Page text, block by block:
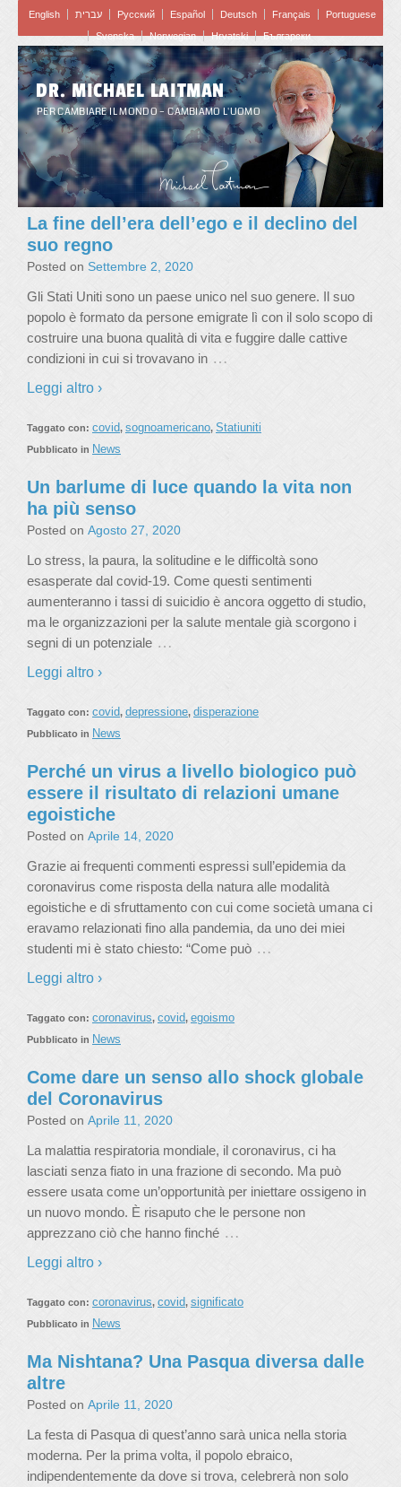
English עברית Pусский Español Deutsch Français
Portuguese
Svenska
Norwegian Hrvatski Български
DR. MICHAEL LAITMAN
PER CAMBIARE IL MONDO – CAMBIAMO L'UOMO
La fine dell’era dell’ego e il declino del
suo regno
Posted on Settembre 2, 2020
Gli Stati Uniti sono un paese unico nel suo genere. Il suo
popolo è formato da persone emigrate lì con il solo scopo di
costruire una buona qualità di vita e fuggire dalle cattive
condizioni in cui si trovavano in …
Leggi altro ›
Taggato con: covid, sognoamericano, Statiuniti
Pubblicato in News
Un barlume di luce quando la vita non
ha più senso
Posted on Agosto 27, 2020
Lo stress, la paura, la solitudine e le difficoltà sono
esasperate dal covid-19. Come questi sentimenti
aumenteranno i tassi di suicidio è ancora oggetto di studio,
ma le organizzazioni per la salute mentale già scorgono i
segni di un potenziale …
Leggi altro ›
Taggato con: covid, depressione, disperazione
Pubblicato in News
Perché un virus a livello biologico può
essere il risultato di relazioni umane
egoistiche
Posted on Aprile 14, 2020
Grazie ai frequenti commenti espressi sull’epidemia da
coronavirus come risposta della natura alle modalità
egoistiche e di sfruttamento con cui come società umana ci
eravamo relazionati fino alla pandemia, da uno dei miei
studenti mi è stato chiesto: “Come può …
Leggi altro ›
Taggato con: coronavirus, covid, egoismo
Pubblicato in News
Come dare un senso allo shock globale
del Coronavirus
Posted on Aprile 11, 2020
La malattia respiratoria mondiale, il coronavirus, ci ha
lasciati senza fiato in una frazione di secondo. Ma può
essere usata come un’opportunità per iniettare ossigeno in
un nuovo mondo. È risaputo che le persone non
apprezzano ciò che hanno finché …
Leggi altro ›
Taggato con: coronavirus, covid, significato
Pubblicato in News
Ma Nishtana? Una Pasqua diversa dalle
altre
Posted on Aprile 11, 2020
La festa di Pasqua di quest’anno sarà unica nella storia
moderna. Per la prima volta, il popolo ebraico,
indipendentemente da dove si trova, celebrerà non solo